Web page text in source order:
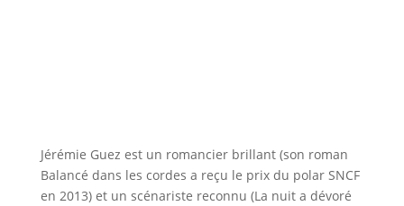
Jérémie Guez est un romancier brillant (son roman
Balancé dans les cordes a reçu le prix du polar SNCF
en 2013) et un scénariste reconnu (La nuit a dévoré